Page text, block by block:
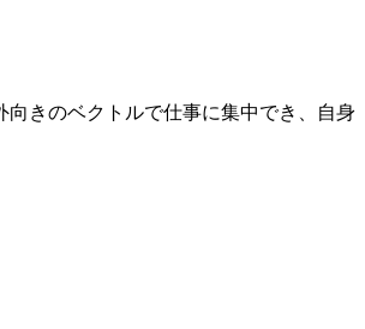
きのベクトルで仕事に集中でき、自身